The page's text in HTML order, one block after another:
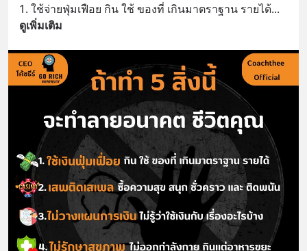
1. ใช้จ่ายฟุ่มเฟือย กิน ใช้ ของที่ เกินมาตราฐาน รายได้...
ดูเพิ่มเติม